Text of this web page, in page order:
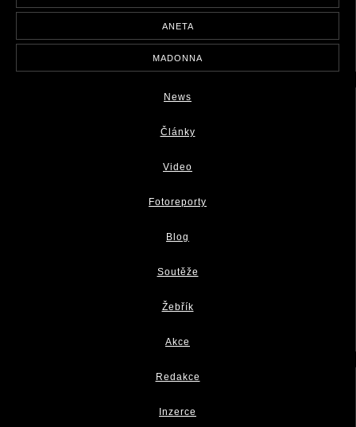
ANETA
MADONNA
News
Články
Video
Fotoreporty
Blog
Soutěže
Žebřík
Akce
Redakce
Inzerce